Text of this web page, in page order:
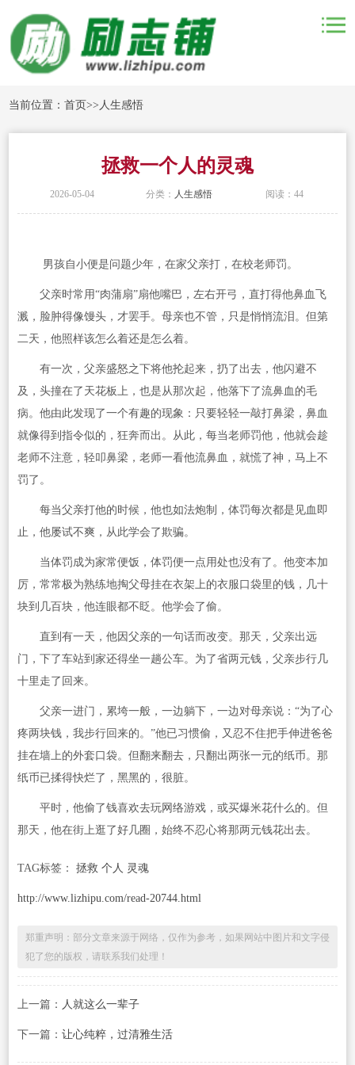
当前位置：首页>> 人生感悟
拯救一个人的灵魂
2026-05-04 分类： 人生感悟 阅读：44
男孩自小便是问题少年，在家父亲打，在校老师罚。
父亲时常用“肉蒲扇”扇他嘴巴，左右开弓，直打得他鼻血飞
溅，脸肿得像馒头，才罢手。母亲也不管，只是悄悄流泪。但第
二天，他照样该怎么着还是怎么着。
有一次，父亲盛怒之下将他抡起来，扔了出去，他闪避不
及，头撞在了天花板上，也是从那次起，他落下了流鼻血的毛
病。他由此发现了一个有趣的现象：只要轻轻一敲打鼻梁，鼻血
就像得到指令似的，狂奔而出。从此，每当老师罚他，他就会趁
老师不注意，轻叩鼻梁，老师一看他流鼻血，就慌了神，马上不
罚了。
每当父亲打他的时候，他也如法炮制，体罚每次都是见血即
止，他屡试不爽，从此学会了欺骗。
当体罚成为家常便饭，体罚便一点用处也没有了。他变本加
厉，常常极为熟练地掏父母挂在衣架上的衣服口袋里的钱，几十
块到几百块，他连眼都不眨。他学会了偷。
直到有一天，他因父亲的一句话而改变。那天，父亲出远
门，下了车站到家还得坐一趟公车。为了省两元钱，父亲步行几
十里走了回来。
父亲一进门，累垮一般，一边躺下，一边对母亲说：“为了心
疼两块钱，我步行回来的。”他已习惯偷，又忍不住把手伸进爸爸
挂在墙上的外套口袋。但翻来翻去，只翻出两张一元的纸币。那
纸币已揉得快烂了，黑黑的，很脏。
平时，他偷了钱喜欢去玩网络游戏，或买爆米花什么的。但
那天，他在街上逛了好几圈，始终不忍心将那两元钱花出去。
TAG标签： 拯救 个人 灵魂
http://www.lizhipu.com/read-20744.html
郑重声明：部分文章来源于网络，仅作为参考，如果网站中图片和文字侵
犯了您的版权，请联系我们处理！
上一篇： 人就这么一辈子
下一篇： 让心纯粹，过清雅生活